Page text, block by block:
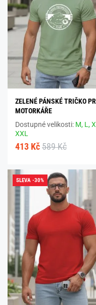
ZELENÉ PÁNSKÉ TRIČKO
MOTORKÁŘE
Dostupné velikosti: M, L,
XXL
413 Kč 589 Kč
SLEVA -30%